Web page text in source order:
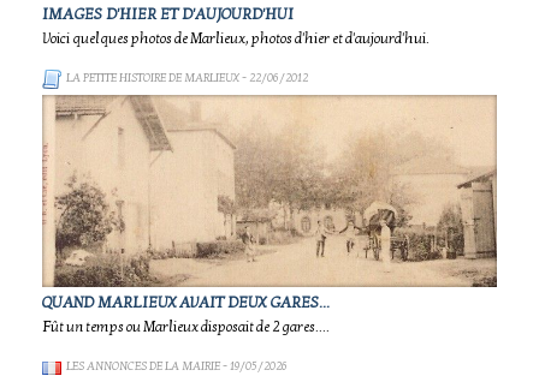
IMAGES D'HIER ET D'AUJOURD'HUI
Voici quelques photos de Marlieux, photos d'hier et d'aujourd'hui.
LA PETITE HISTOIRE DE MARLIEUX- 22/06/2012
QUAND MARLIEUX AVAIT DEUX GARES...
Fût un temps ou Marlieux disposait de 2 gares....
LES ANNONCES DE LA MAIRIE- 19/05/2026